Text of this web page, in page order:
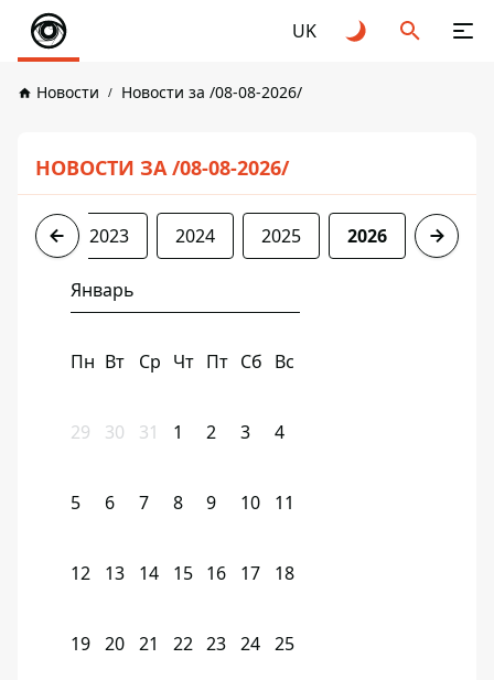
UK
Новости Новости за /08-08-2026/
НОВОСТИ ЗА /08-08-2026/
2022 2023 2024 2025 2026
Январь
Пн Вт Ср Чт Пт Сб Вс
29 30 31 1 2 3 4
5 6 7 8 9 10 11
12 13 14 15 16 17 18
19 20 21 22 23 24 25